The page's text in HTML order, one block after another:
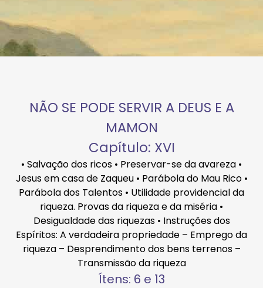
NÃO SE PODE SERVIR A DEUS E A
MAMON
Capítulo: XVI
• Salvação dos ricos • Preservar-se da avareza •
Jesus em casa de Zaqueu • Parábola do Mau Rico •
Parábola dos Talentos • Utilidade providencial da
riqueza. Provas da riqueza e da miséria •
Desigualdade das riquezas • Instruções dos
Espíritos: A verdadeira propriedade – Emprego da
riqueza – Desprendimento dos bens terrenos –
Transmissão da riqueza
Ítens: 6 e 13